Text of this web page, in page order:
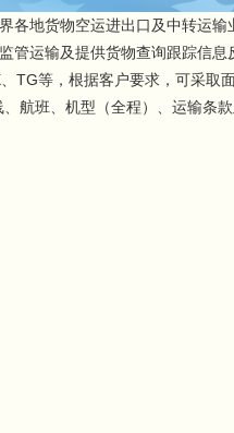
各地货物空运进出口及中转运输
管运输及提供货物查询跟踪信
TG等，根据客户要求，可采取
航班、机型（全程）、运输条